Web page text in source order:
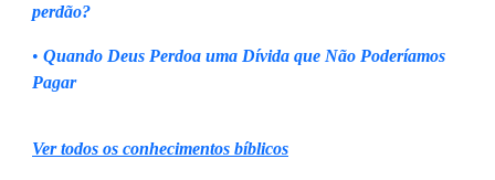
perdão?
• Quando Deus Perdoa uma Dívida que Não Poderíamos
Pagar
Ver todos os conhecimentos bíblicos